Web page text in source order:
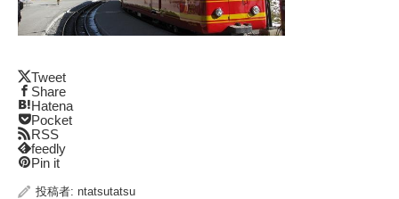
Tweet
Share
Hatena
Pocket
RSS
feedly
Pin it
投稿者: ntatsutatsu